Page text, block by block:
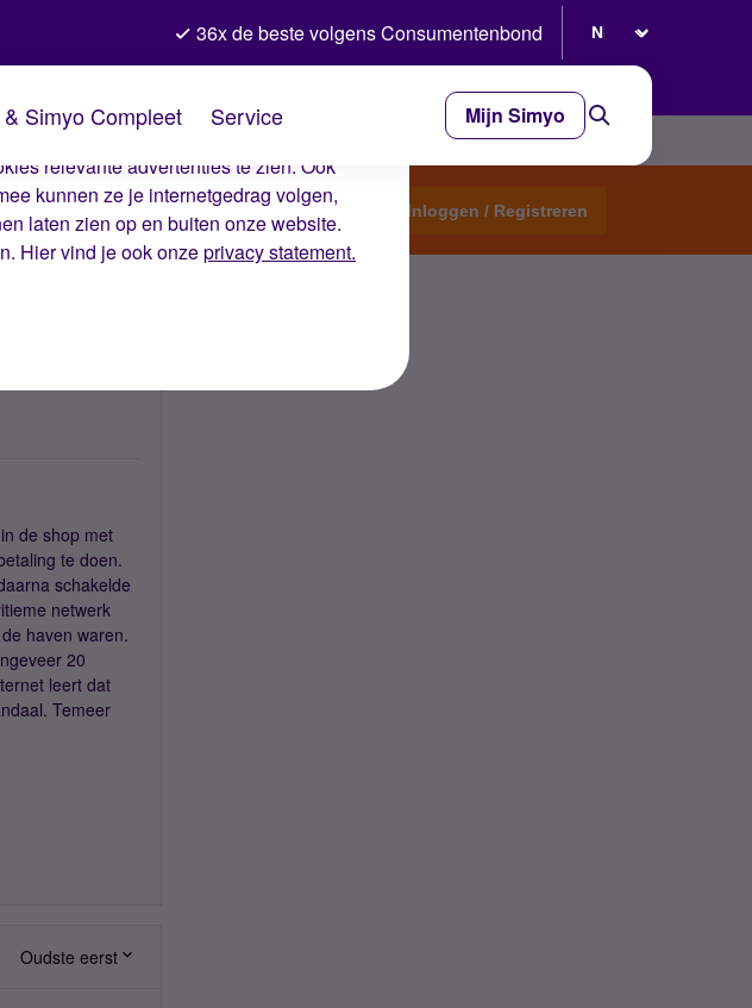
zorgen wij ervoor dat je ervaring op de
relevante advertenties te zien. Ook
kunnen ze je internetgedrag volgen,
laten zien op en buiten onze website.
Hier vind je ook onzeprivacy statement.
36x de beste volgens Consumentenbond
Simyo Compleet Service Mijn Simyo
Start een topic Inloggen / Registreren
de shop met
te doen.
schakelde
netwerk
haven waren.
20
leert dat
Temeer
Oudste eerst